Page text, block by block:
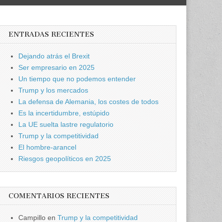
ENTRADAS RECIENTES
Dejando atrás el Brexit
Ser empresario en 2025
Un tiempo que no podemos entender
Trump y los mercados
La defensa de Alemania, los costes de todos
Es la incertidumbre, estúpido
La UE suelta lastre regulatorio
Trump y la competitividad
El hombre-arancel
Riesgos geopolíticos en 2025
COMENTARIOS RECIENTES
Campillo enTrump y la competitividad